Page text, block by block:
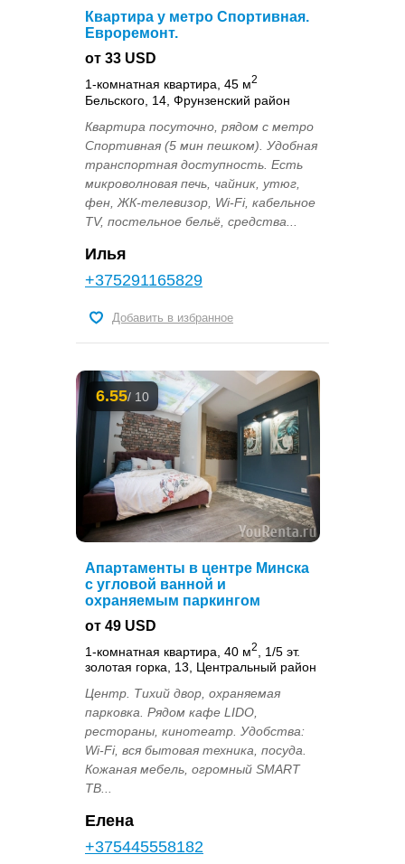
Квартира у метро Спортивная.
Евроремонт.
от 33 USD
1-комнатная квартира, 45 м2
Бельского, 14, Фрунзенский район
Квартира посуточно, рядом с метро
Спортивная (5 мин пешком). Удобная
транспортная доступность. Есть
микроволновая печь, чайник, утюг,
фен, ЖК-телевизор, Wi-Fi, кабельное
TV, постельное бельё, средства...
Илья
+375291165829
Добавить в избранное
6.55/ 10
Апартаменты в центре Минска
с угловой ванной и
охраняемым паркингом
от 49 USD
1-комнатная квартира, 40 м2
, 1/5 эт.
золотая горка, 13, Центральный район
Центр. Тихий двор, охраняемая
парковка. Рядом кафе LIDO,
рестораны, кинотеатр. Удобства:
Wi-Fi, вся бытовая техника, посуда.
Кожаная мебель, огромный SMART
ТВ...
Елена
+375445558182